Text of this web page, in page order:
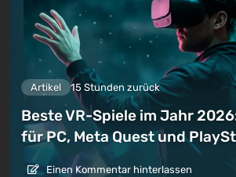
Artikel 15 Stunden zurück
Beste VR-Spiele im Jahr
für PC, Meta Quest und
Einen Kommentar hinterlassen